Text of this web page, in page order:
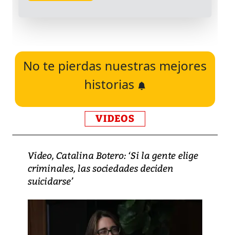
No te pierdas nuestras mejores
historias
VIDEOS
Video, Catalina Botero: ‘Si la gente elige
criminales, las sociedades deciden
suicidarse’